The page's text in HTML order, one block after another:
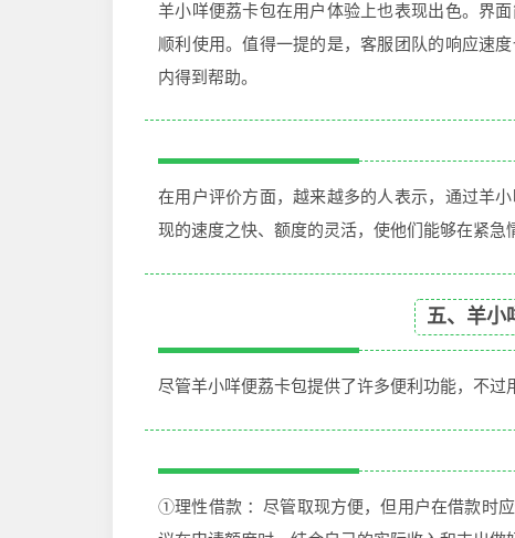
羊小咩便荔卡包在用户体验上也表现出色。界
顺利使用。值得一提的是，客服团队的响应速
内得到帮助。
在用户评价方面，越来越多的人表示，通过羊
现的速度之快、额度的灵活，使他们能够在紧急
五、羊小
尽管羊小咩便荔卡包提供了许多便利功能，不过
①理性借款 ：尽管取现方便，但用户在借款时